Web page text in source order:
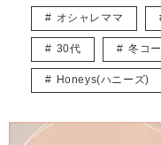
した悩み。
ベビーマッサージ、ベビー
育児をしながら、多くのマ
思っています。
オシャレママ
30代 冬コ
Honeys(ハニーズ)